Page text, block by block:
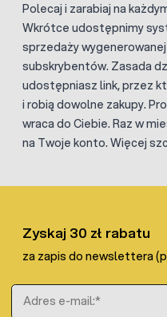
Polecaj i zarabiaj na
Wkrótce udostępnimy
sprzedaży
subskrybentów. Zasada
udostępniasz link, przez
i robią dowolne zakupy.
wraca do Ciebie. Raz w
na Twoje konto. Więcej
Zyskaj 30 zł rabatu
za zapis do newslettera
Adres e-mail